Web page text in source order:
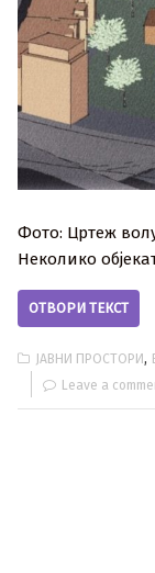
Фото: Цртеж
Неколико
ОТВОРИ ТЕКСТ
ЈАВНИ ПРОСТОРИ,
Leave a